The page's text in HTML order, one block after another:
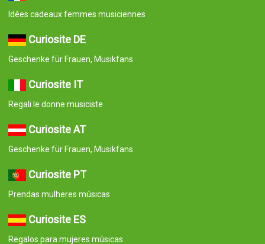
Idées cadeaux femmes musiciennes
Curiosite DE
Geschenke für Frauen, Musikfans
Curiosite IT
Regali le donne musiciste
Curiosite AT
Geschenke für Frauen, Musikfans
Curiosite PT
Prendas mulheres músicas
Curiosite ES
Regalos para mujeres músicas